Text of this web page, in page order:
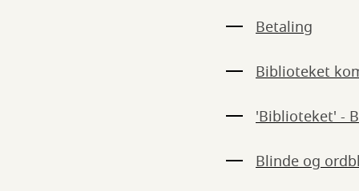
Betaling
Biblioteket
'Biblioteket' -
Blinde og